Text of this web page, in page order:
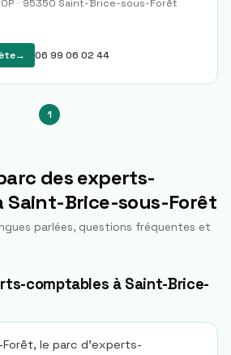
· 95350 Saint-Brice-sous-Forêt
→ 06 99 06 02 44
1
des experts-
Saint-Brice-sous-Forêt
parlées, questions fréquentes et
comptables à Saint-Brice-
le parc d’experts-